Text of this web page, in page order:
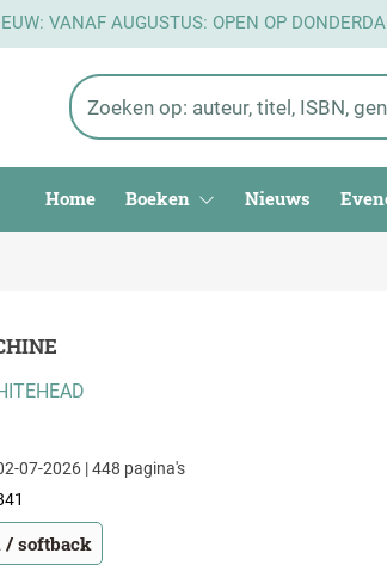
VANAF AUGUSTUS: OPEN OP
Home Boeken Nieuws
07-2026 | 448 pagina's
/ softback